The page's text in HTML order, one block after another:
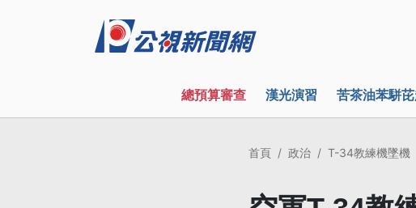
總預算審查 漢光演習 苦茶油苯駢
首頁 政治 T-34教練機墜機